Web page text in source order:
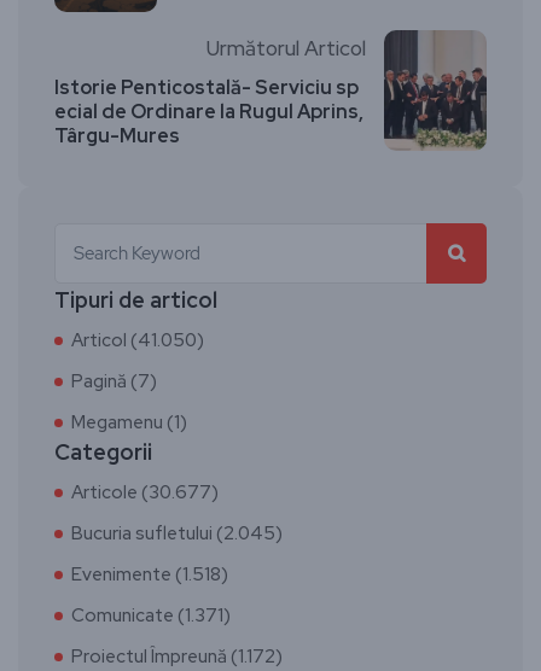
Următorul Articol
Istorie Penticostală- Serviciu sp
ecial de Ordinare la Rugul Aprins,
Târgu-Mures
Tipuri de articol
Articol (41.050)
Pagină (7)
Megamenu (1)
Categorii
Articole (30.677)
Bucuria sufletului (2.045)
Evenimente (1.518)
Comunicate (1.371)
Proiectul Împreună (1.172)